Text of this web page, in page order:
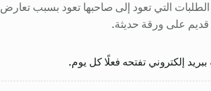
التي تعود إلى صاحبها تعود بسبب تعارض
قديم على ورقة حديثة.
ببريد إلكتروني تفتحه فعلًا كل يوم.